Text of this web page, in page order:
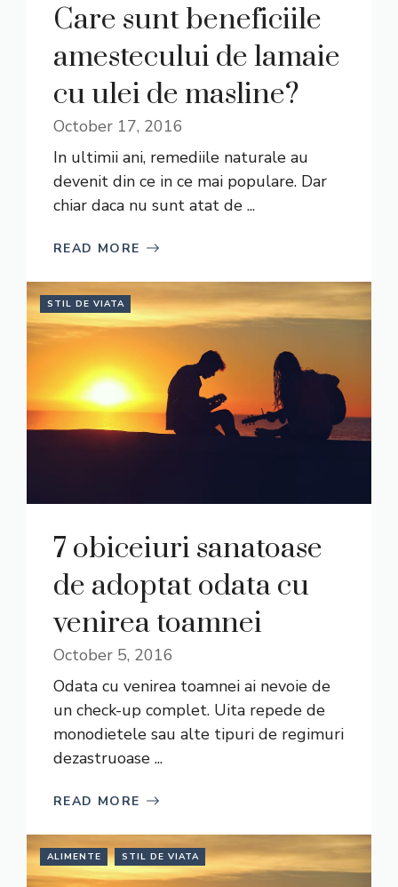
Care sunt beneficiile
amestecului de lamaie
cu ulei de masline?
October 17, 2016
In ultimii ani, remediile naturale au
devenit din ce in ce mai populare. Dar
chiar daca nu sunt atat de ...
READ MORE
STIL DE VIATA
7 obiceiuri sanatoase
de adoptat odata cu
venirea toamnei
October 5, 2016
Odata cu venirea toamnei ai nevoie de
un check-up complet. Uita repede de
monodietele sau alte tipuri de regimuri
dezastruoase ...
READ MORE
ALIMENTE STIL DE VIATA